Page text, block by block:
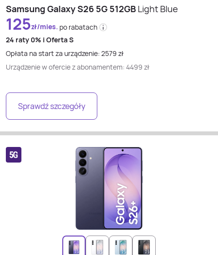
Samsung Galaxy S26 5G 512GB Light Blue
125zł/mies. po rabatach
24 raty 0% i Oferta S
Opłata na start za urządzenie: 2579 zł
Urządzenie w ofercie z abonamentem: 4499 zł
Sprawdź szczegóły